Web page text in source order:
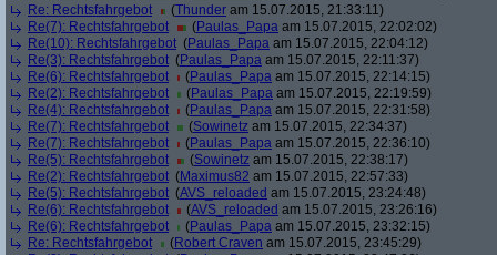
Re: Rechtsfahrgebot
(Thunder am 15.07.2015, 21:33:11)
Re(7): Rechtsfahrgebot
(Paulas_Papa am 15.07.2015, 22:02:02)
Re(10): Rechtsfahrgebot (Paulas_Papa am 15.07.2015, 22:04:12)
Re(3): Rechtsfahrgebot (Paulas_Papa am 15.07.2015, 22:11:37)
Re(6): Rechtsfahrgebot
(Paulas_Papa am 15.07.2015, 22:14:15)
Re(2): Rechtsfahrgebot
(Paulas_Papa am 15.07.2015, 22:19:59)
Re(4): Rechtsfahrgebot
(Paulas_Papa am 15.07.2015, 22:31:58)
Re(7): Rechtsfahrgebot
(Sowinetz am 15.07.2015, 22:34:37)
Re(7): Rechtsfahrgebot
(Paulas_Papa am 15.07.2015, 22:36:10)
Re(5): Rechtsfahrgebot
(Sowinetz am 15.07.2015, 22:38:17)
Re(2): Rechtsfahrgebot (Maximus82 am 15.07.2015, 22:57:33)
Re(5): Rechtsfahrgebot (AVS_reloaded am 15.07.2015, 23:24:48)
Re(6): Rechtsfahrgebot
(AVS_reloaded am 15.07.2015, 23:26:16)
Re(6): Rechtsfahrgebot
(Paulas_Papa am 15.07.2015, 23:32:15)
Re: Rechtsfahrgebot
(Robert Craven am 15.07.2015, 23:45:29)